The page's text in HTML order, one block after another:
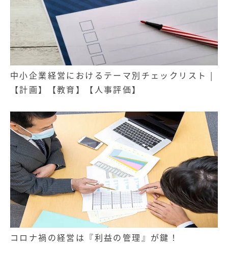
中小企業経営におけるテーマ別チェックリスト |
【計画】【教育】【人事評価】
コロナ禍の経営は『利益の管理』が鍵！